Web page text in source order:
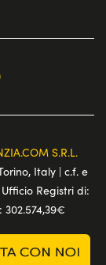
S.R.L.
Italy | c.f. e
Registri di:
302.574,39€
conditions